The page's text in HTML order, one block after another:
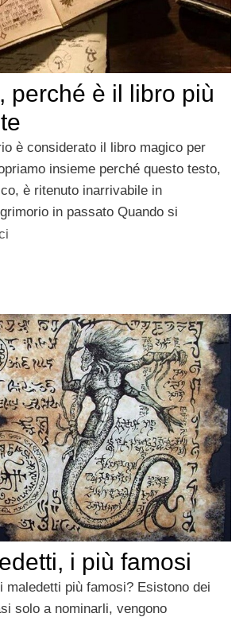
perché è il libro più
è considerato il libro magico per
insieme perché questo testo,
è ritenuto inarrivabile in
in passato Quando si
i più famosi
maledetti più famosi? Esistono dei
solo a nominarli, vengono